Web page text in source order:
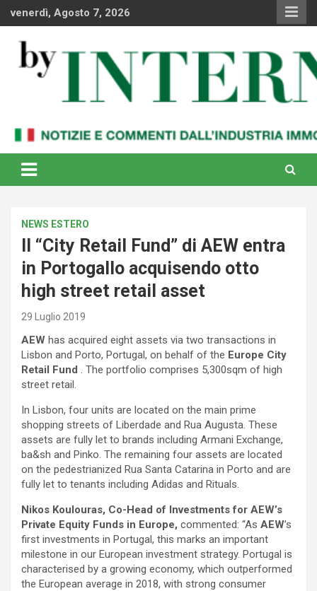
venerdì, Agosto 7, 2026
By Internews
internazionale
NEWS ESTERO
Il “City Retail Fund” di AEW entra
in Portogallo acquisendo otto
high street retail asset
29 Luglio 2019
AEW has acquired eight assets via two transactions in
Lisbon and Porto, Portugal, on behalf of the Europe City
Retail Fund . The portfolio comprises 5,300sqm of high
street retail.
In Lisbon, four units are located on the main prime
shopping streets of Liberdade and Rua Augusta. These
assets are fully let to brands including Armani Exchange,
ba&sh and Pinko. The remaining four assets are located
on the pedestrianized Rua Santa Catarina in Porto and are
fully let to tenants including Adidas and Rituals.
Nikos Koulouras, Co-Head of Investments for AEW’s
Private Equity Funds in Europe, commented: “As AEW’s
first investments in Portugal, this marks an important
milestone in our European investment strategy. Portugal is
characterised by a growing economy, which outperformed
the European average in 2018, with strong consumer